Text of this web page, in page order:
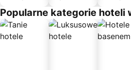
Popularne kategorie hoteli